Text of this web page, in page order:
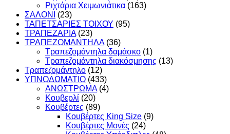
Ριχτάρια Χειμωνιάτικα (163)
ΣΑΛΟΝΙ
(23)
ΤΑΠΕΤΣΑΡΙΕΣ ΤΟΙΧΟΥ (95)
ΤΡΑΠΕΖΑΡΙΑ (23)
ΤΡΑΠΕΖΟΜΑΝΤΗΛΑ (36)
Τραπεζομάντηλα δαμάσκο (1)
Τραπεζομάντηλα διακόσμησης (13)
Τραπεζομάντηλο (12)
ΥΠΝΟΔΩΜΑΤΙO (433)
ΑΝΩΣΤΡΩΜΑ (4)
Κουβερλί (20)
Κουβέρτες (89)
Κουβέρτες King Size (9)
Κουβέρτες Μονές (24)